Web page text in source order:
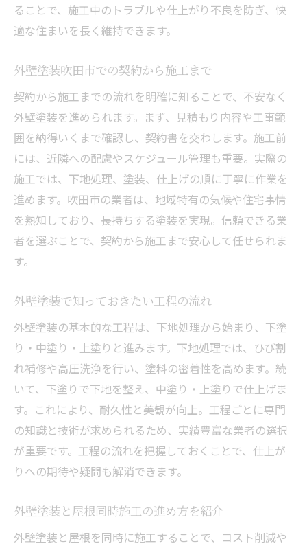
ることで、施工中のトラブルや仕上がり不良を防ぎ、快
適な住まいを長く維持できます。
外壁塗装吹田市での契約から施工まで
契約から施工までの流れを明確に知ることで、不安なく
外壁塗装を進められます。まず、見積もり内容や工事範
囲を納得いくまで確認し、契約書を交わします。施工前
には、近隣への配慮やスケジュール管理も重要。実際の
施工では、下地処理、塗装、仕上げの順に丁寧に作業を
進めます。吹田市の業者は、地域特有の気候や住宅事情
を熟知しており、長持ちする塗装を実現。信頼できる業
者を選ぶことで、契約から施工まで安心して任せられま
す。
外壁塗装で知っておきたい工程の流れ
外壁塗装の基本的な工程は、下地処理から始まり、下塗
り・中塗り・上塗りと進みます。下地処理では、ひび割
れ補修や高圧洗浄を行い、塗料の密着性を高めます。続
いて、下塗りで下地を整え、中塗り・上塗りで仕上げま
す。これにより、耐久性と美観が向上。工程ごとに専門
の知識と技術が求められるため、実績豊富な業者の選択
が重要です。工程の流れを把握しておくことで、仕上が
りへの期待や疑問も解消できます。
外壁塗装と屋根同時施工の進め方を紹介
外壁塗装と屋根を同時に施工することで、コスト削減や